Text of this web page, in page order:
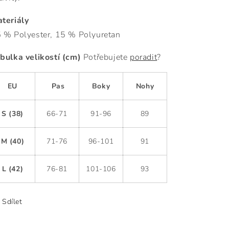
% Polyester, 15 % Polyuretan
velikostí (cm) Potřebujete poradit?
EU Pas Boky Nohy
S (38) 66-71 91-96 89
M (40) 71-76 96-101 91
L (42) 76-81 101-106 93
Sdílet